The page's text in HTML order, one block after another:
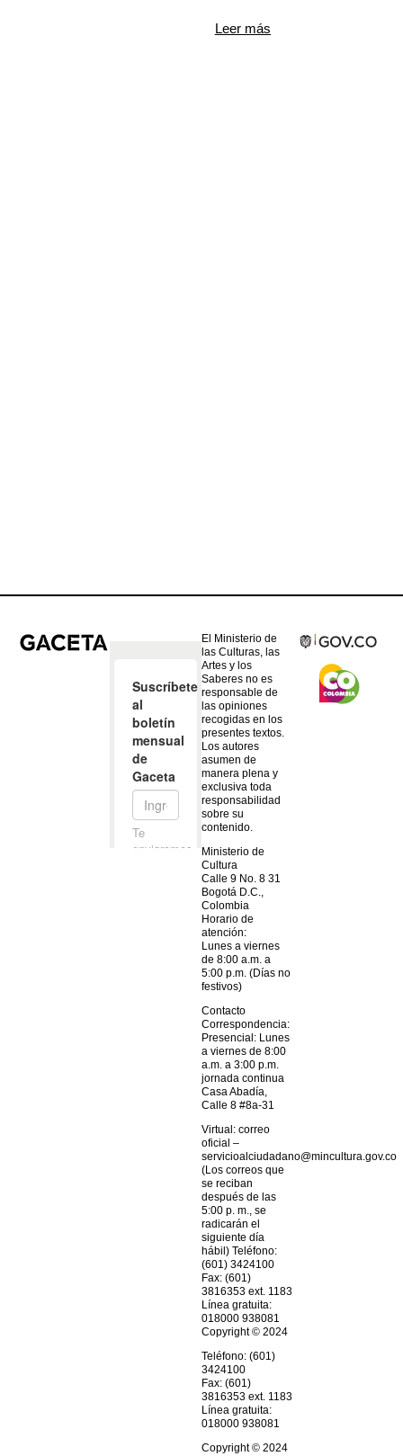
Leer más
El Ministerio de
las Culturas, las
Artes y los
Saberes no es
responsable de
las opiniones
recogidas en los
presentes textos.
Los autores
asumen de
manera plena y
exclusiva toda
responsabilidad
sobre su
contenido.
Ministerio de
Cultura
Calle 9 No. 8 31
Bogotá D.C.,
Colombia
Horario de
atención:
Lunes a viernes
de 8:00 a.m. a
5:00 p.m. (Días no
festivos)
Contacto
Correspondencia:
Presencial: Lunes
a viernes de 8:00
a.m. a 3:00 p.m.
jornada continua
Casa Abadía,
Calle 8 #8a-31
Virtual: correo
oficial –
servicioalciudadano@mincultura.gov.co
(Los correos que
se reciban
después de las
5:00 p. m., se
radicarán el
siguiente día
hábil) Teléfono:
(601) 3424100
Fax: (601)
3816353 ext. 1183
Línea gratuita:
018000 938081
Copyright © 2024
Teléfono: (601)
3424100
Fax: (601)
3816353 ext. 1183
Línea gratuita:
018000 938081
Copyright © 2024